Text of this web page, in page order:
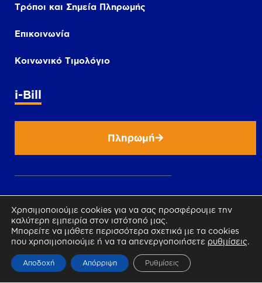
Τρόποι και Σημεία Πληρωμής
Επικοινωνία
Κοινωνικό Τιμολόγιο
i-Bill
Πληρωμή
Χρησιμοποιούμε cookies για να σας προσφέρουμε την
καλύτερη εμπειρία στον ιστότοπό μας.
Μπορείτε να μάθετε περισσότερα σχετικά με τα cookies
που χρησιμοποιούμε ή να τα απενεργοποιήσετε ρυθμίσεις.
Αποδοχή Απόρριψη Ρυθμίσεις